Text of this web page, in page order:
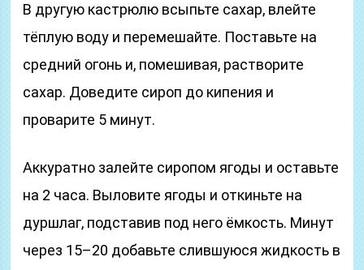
В другую кастрюлю всыпьте сахар, влейте
тёплую воду и перемешайте. Поставьте на
средний огонь и, помешивая, растворите
сахар. Доведите сироп до кипения и
проварите 5 минут.
Аккуратно залейте сиропом ягоды и оставьте
на 2 часа. Выловите ягоды и откиньте на
дуршлаг, подставив под него ёмкость. Минут
через 15–20 добавьте слившуюся жидкость в